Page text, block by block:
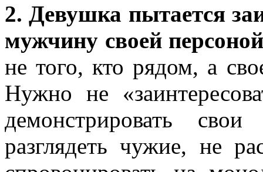
2. Девушка пытается
мужчину своей
не того, кто рядом, а
Нужно не
демонстрировать
разглядеть чужие, не